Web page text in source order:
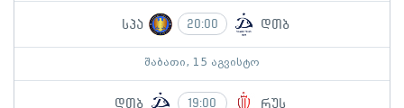
სპა 20:00 დთბ
შაბათი, 15 აგვისტო
დთბ 19:00 რუს